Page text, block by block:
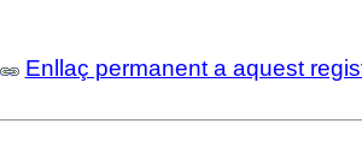
Enllaç permanent a aquest